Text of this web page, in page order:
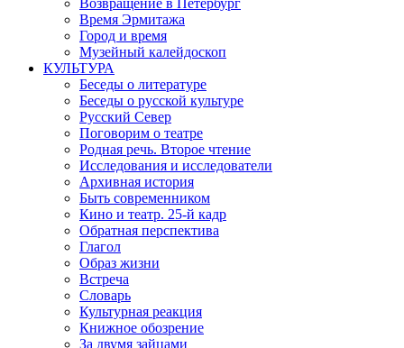
Время Эрмитажа
Город и время
Музейный калейдоскоп
КУЛЬТУРА
Беседы о литературе
Беседы о русской культуре
Русский Север
Поговорим о театре
Родная речь. Второе чтение
Исследования и исследователи
Архивная история
Быть современником
Кино и театр. 25-й кадр
Обратная перспектива
Глагол
Образ жизни
Встреча
Словарь
Культурная реакция
Книжное обозрение
За двумя зайцами